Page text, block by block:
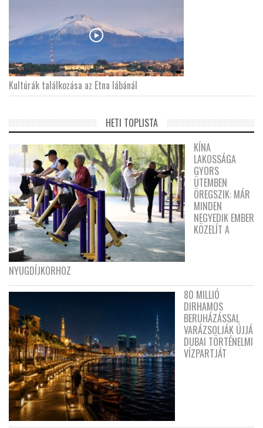
Kultúrák találkozása az Etna lábánál
HETI TOPLISTA
KÍNA
LAKOSSÁGA
GYORS
ÜTEMBEN
ÖREGSZIK: MÁR
MINDEN
NEGYEDIK EMBER
KÖZELÍT A
NYUGDÍJKORHOZ
80 MILLIÓ
DIRHAMOS
BERUHÁZÁSSAL
VARÁZSOLJÁK ÚJJÁ
DUBAI TÖRTÉNELMI
VÍZPARTJÁT